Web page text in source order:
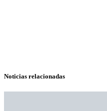
Noticias relacionadas